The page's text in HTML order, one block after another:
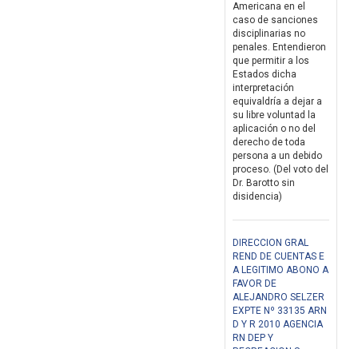
Americana en el
caso de sanciones
disciplinarias no
penales. Entendieron
que permitir a los
Estados dicha
interpretación
equivaldría a dejar a
su libre voluntad la
aplicación o no del
derecho de toda
persona a un debido
proceso. (Del voto del
Dr. Barotto sin
disidencia)
DIRECCION GRAL
REND DE CUENTAS E
A LEGITIMO ABONO A
FAVOR DE
ALEJANDRO SELZER
EXPTE Nº 33135 ARN
D Y R 2010 AGENCIA
RN DEP Y